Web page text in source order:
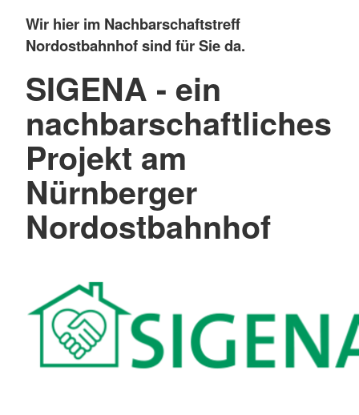
Wir hier im Nachbarschaftstreff
Nordostbahnhof sind für Sie da.
SIGENA - ein
nachbarschaftliches
Projekt am
Nürnberger
Nordostbahnhof